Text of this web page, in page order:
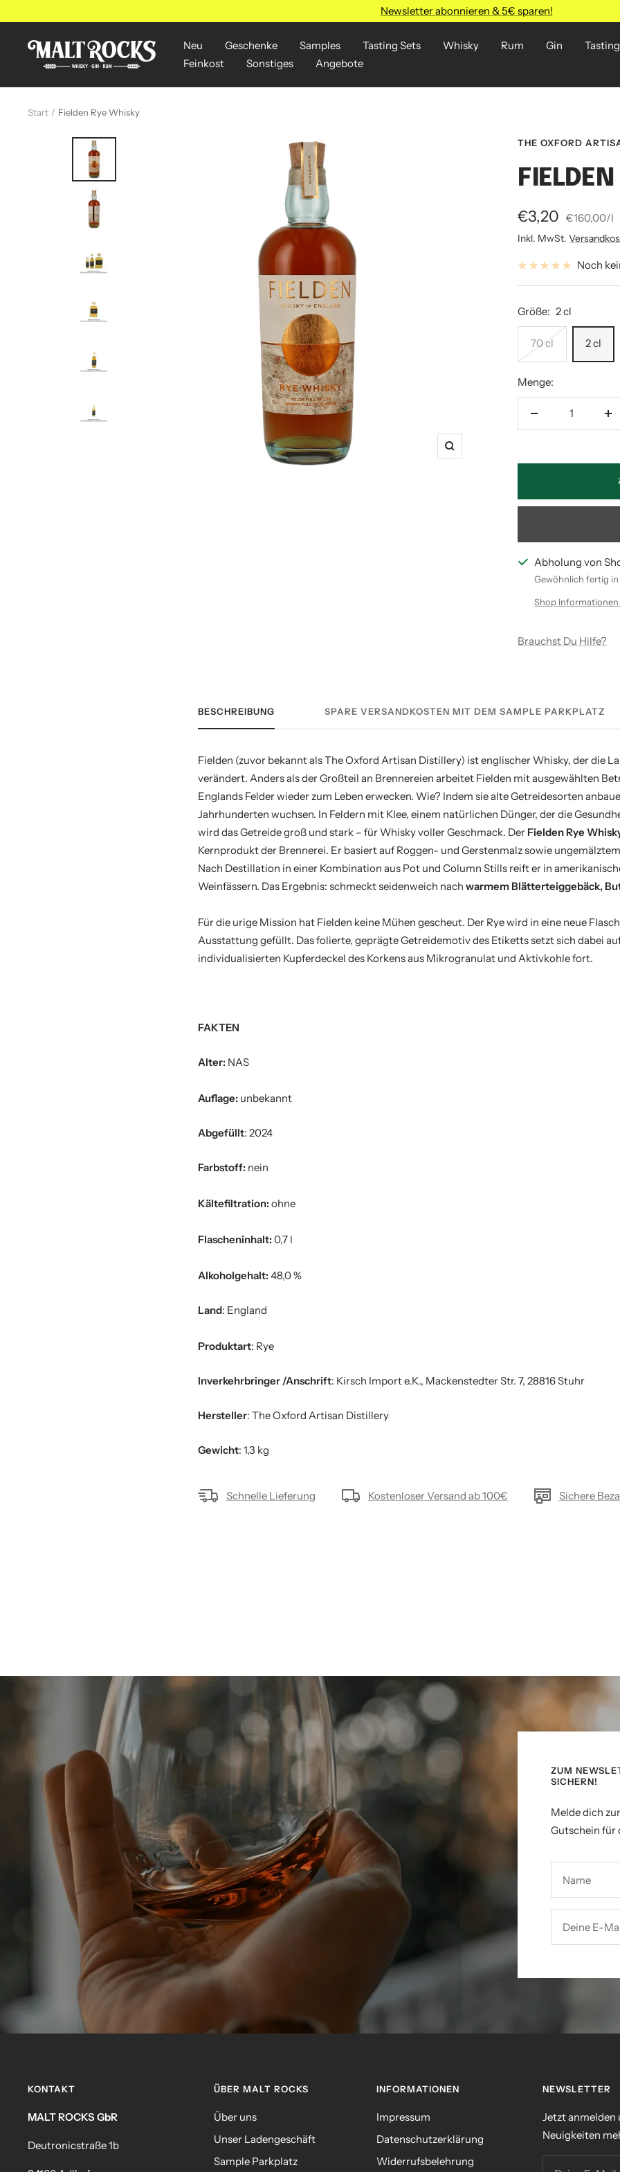
zum
Newsletter abonnieren & 5€ sparen!
Neu Geschenke Samples Tasting Sets Whisky Rum Gin
Feinkost
Sonstiges Angebote
MALT
ROCKS
Start Fielden Rye Whisky
Zoom
THE OXFORD
Angebotspreis
€3,20 €160,00/l
Inkl. MwSt.
Noch
Größe: 2 cl
70 cl 2 cl
Menge:
Abholung von
Gewöhnlich fertig
Shop Informationen
Brauchst Du Hilfe?
BESCHREIBUNG SPARE VERSANDKOSTEN MIT DEM SAMPLE PARKPLATZ
Fielden (zuvor bekannt als The Oxford Artisan Distillery) ist englischer Whisky, der die
verändert. Anders als der Großteil an Brennereien arbeitet Fielden mit ausgewählten
Englands Felder wieder zum Leben erwecken. Wie? Indem sie alte Getreidesorten
Jahrhunderten wuchsen. In Feldern mit Klee, einem natürlichen Dünger, der die
wird das Getreide groß und stark – für Whisky voller Geschmack. Der Fielden Rye
Kernprodukt der Brennerei. Er basiert auf Roggen- und Gerstenmalz sowie
Nach Destillation in einer Kombination aus Pot und Column Stills reift er in
Weinfässern. Das Ergebnis: schmeckt seidenweich nach warmem Blätterteiggebäck,
Für die urige Mission hat Fielden keine Mühen gescheut. Der Rye wird in eine neue
Ausstattung gefüllt. Das folierte, geprägte Getreidemotiv des Etiketts setzt sich dabei
individualisierten Kupferdeckel des Korkens aus Mikrogranulat und Aktivkohle fort.
FAKTEN
Alter: NAS
Auflage: unbekannt
Abgefüllt: 2024
Farbstoff: nein
Kältefiltration:ohne
Flascheninhalt:0,7 l
Alkoholgehalt:48,0 %
Land: England
Produktart: Rye
Inverkehrbringer /Anschrift: Kirsch Import e.K., Mackenstedter Str. 7, 28816 Stuhr
Hersteller: The Oxford Artisan Distillery
Gewicht: 1,3 kg
Schnelle Lieferung Kostenloser Versand ab 100€ Sichere
ZUM
SICHERN!
Melde dich
Gutschein für
Name
Deine E-
KONTAKT
MALT ROCKS GbR
Deutronicstraße 1b
ÜBER MALT ROCKS
Über uns
Unser Ladengeschäft
Sample Parkplatz
INFORMATIONEN
Impressum
Datenschutzerklärung
Widerrufsbelehrung
NEWSLETTER
Jetzt anmelden
Neuigkeiten